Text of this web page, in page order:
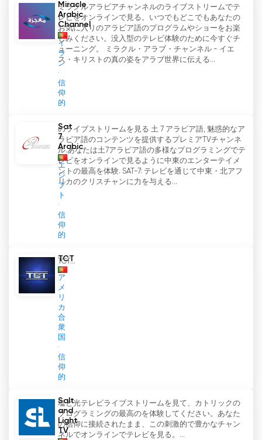
Miracle
Arabic
Channel
イ
ラ
ン
信
仰
的
ミラクルアラビアチャンネルのライブストリームでテ
レビをオンラインで見る。いつでもどこでもあなたの
お気に入りのアラビア語のプログラムやショーをお楽
しみください。没入型のテレビ体験のために今すぐチ
ューニング。 ミラクル・アラブ・チャンネル - イエ
ス・キリストの真の姿をアラブ世界に伝える...
Sat
7
Arabic
エ
ジ
プ
ト
信
仰
的
のライブストリームを見る 土 7 アラビア語, 魅惑的なア
ラビア語のコンテンツを提供するプレミアTVチャンネ
ル.あなたは土7アラビア語の多様なプログラミングでテ
レビをオンラインで見るように中東のエンターテイメ
ントの最高を体験. SAT-7: テレビを通じて中東・北アフ
リカのクリスチャンに力を与える...
TCT
ア
メ
リ
カ
合
衆
国
信
仰
的
TCT...
Salt
and
Light
TV
塩と光テレビライブストリームを見て、カトリックの
プログラミングの最高のを体験してください。あなた
の信仰に接続されたまま、この刺激的で豊かなチャン
ネルでオンラインでテレビを見る。...